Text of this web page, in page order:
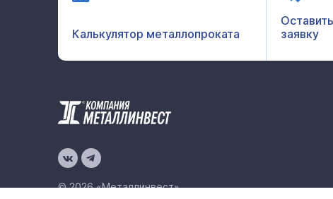
Калькулятор металлопроката
Оставить
заявку
© 2026 «Металлинвест»